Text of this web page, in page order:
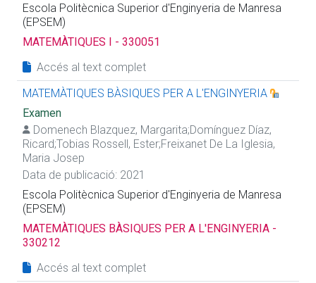
Escola Politècnica Superior d'Enginyeria de Manresa
(EPSEM)
MATEMÀTIQUES I - 330051
Accés al text complet
MATEMÀTIQUES BÀSIQUES PER A L'ENGINYERIA
Examen
Domenech Blazquez, Margarita;Domínguez Díaz,
Ricard;Tobias Rossell, Ester;Freixanet De La Iglesia,
Maria Josep
Data de publicació: 2021
Escola Politècnica Superior d'Enginyeria de Manresa
(EPSEM)
MATEMÀTIQUES BÀSIQUES PER A L'ENGINYERIA -
330212
Accés al text complet